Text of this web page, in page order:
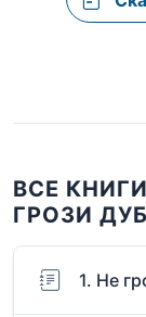
ВСЕ
ГРОЗИ
1. Не